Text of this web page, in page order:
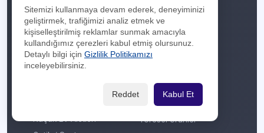
Kripto Platformu
Kuru Temizleme
Kültür / Sanat
Market
Mobil Uygulama
Mobilya / Dekorasyon
Taksit Atlat
Temassız Ödeme
Tiyatro / Müzikal
Yarışma
Yılbaşı
Yöresel Ürünler
Sitemizi kullanmaya devam ederek, deneyiminizi
geliştirmek, trafiğimizi analiz etmek ve
kişiselleştirilmiş reklamlar sunmak amacıyla
kullandığımız çerezleri kabul etmiş olursunuz.
Detaylı bilgi için Gizlilik Politikamızı
inceleyebilirsiniz.
Reddet Kabul Et